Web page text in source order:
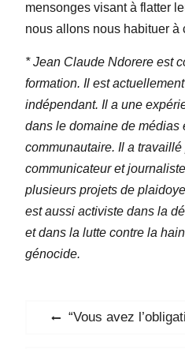
mensonges visant à flatter
nous allons nous habituer à
* Jean Claude Ndorere est
formation. Il est
indépendant. Il a une
dans le domaine de médias
communautaire. Il a
communicateur et
plusieurs projets de
est aussi activiste dans la
et dans la lutte contre la
génocide.
Navigation
Previous
“Vous avez